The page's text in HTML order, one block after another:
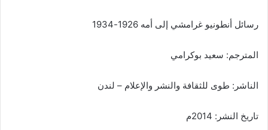
ي
رسائل أنطونيو غرامشي إلى أمه 1926-1934
المترجم: سعيد بوكرامي
الناشر: طوى للثقافة والنشر والإعلام – لندن
تاريخ النشر: 2014م